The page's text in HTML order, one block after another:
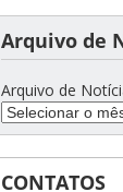
Arquivo de
Arquivo de
CONTATOS